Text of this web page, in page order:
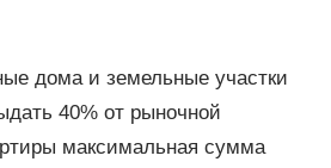
дома и земельные участки
40% от рыночной
максимальная сумма